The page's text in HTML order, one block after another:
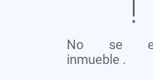
No se
inmueble .